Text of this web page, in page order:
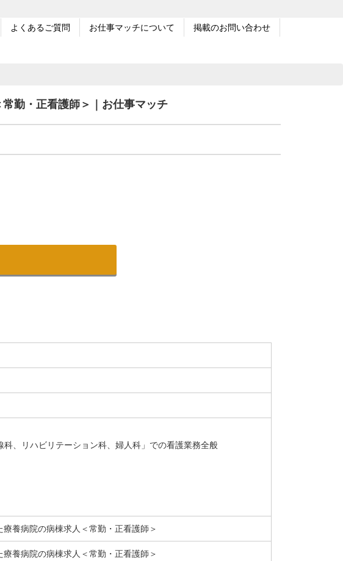
よくあるご質問 お仕事マッチについて 掲載のお問い合わせ
勤・正看護師＞｜お仕事マッチ
、リハビリテーション科、婦人科」での看護業務全般
養病院の病棟求人＜常勤・正看護師＞
養病院の病棟求人＜常勤・正看護師＞